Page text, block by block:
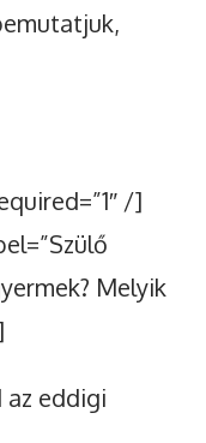
/]
Melyik
az eddigi